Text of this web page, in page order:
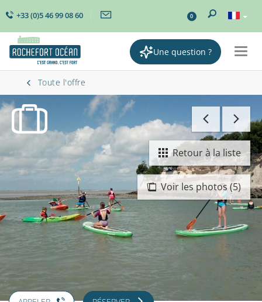
+33 (0)5 46 99 08 60 0
Une question ?
Toute l'offre
Voir les photos (5)
Retour à la liste